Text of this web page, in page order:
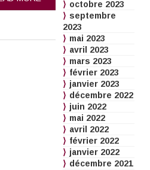
octobre 2023
septembre
2023
mai 2023
avril 2023
mars 2023
février 2023
janvier 2023
décembre 2022
juin 2022
mai 2022
avril 2022
février 2022
janvier 2022
décembre 2021